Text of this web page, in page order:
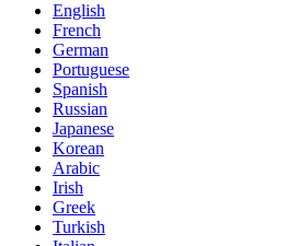
English
French
German
Portuguese
Spanish
Russian
Japanese
Korean
Arabic
Irish
Greek
Turkish